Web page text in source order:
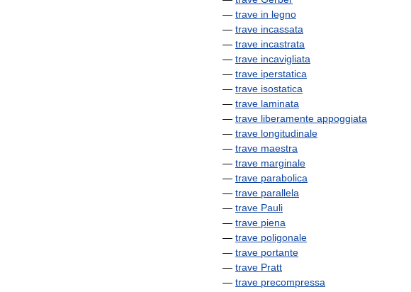
— trave in legno
— trave incassata
— trave incastrata
— trave incavigliata
— trave iperstatica
— trave isostatica
— trave laminata
— trave liberamente appoggiata
— trave longitudinale
— trave maestra
— trave marginale
— trave parabolica
— trave parallela
— trave Pauli
— trave piena
— trave poligonale
— trave portante
— trave Pratt
— trave precompressa